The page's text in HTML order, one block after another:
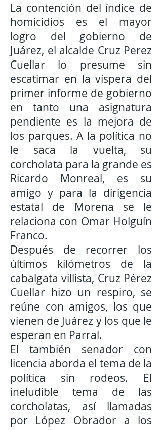
La contención del índice de
homicidios es el mayor
logro del gobierno de
Juárez, el alcalde Cruz Perez
Cuellar lo presume sin
escatimar en la víspera del
primer informe de gobierno
en tanto una asignatura
pendiente es la mejora de
los parques. A la política no
le saca la vuelta, su
corcholata para la grande es
Ricardo Monreal, es su
amigo y para la dirigencia
estatal de Morena se le
relaciona con Omar Holguín
Franco.
Después de recorrer los
últimos kilómetros de la
cabalgata villista, Cruz Pérez
Cuellar hizo un respiro, se
reúne con amigos, los que
vienen de Juárez y los que le
esperan en Parral.
El también senador con
licencia aborda el tema de la
política sin rodeos. El
ineludible tema de las
corcholatas, así llamadas
por López Obrador a los